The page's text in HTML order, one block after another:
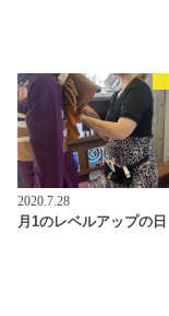
2020.7.28
月1のレベルアップの日